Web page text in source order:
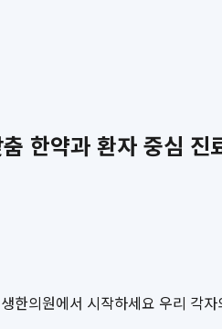
한약과 환자 중심 진
의원에서 시작하세요 우리 각